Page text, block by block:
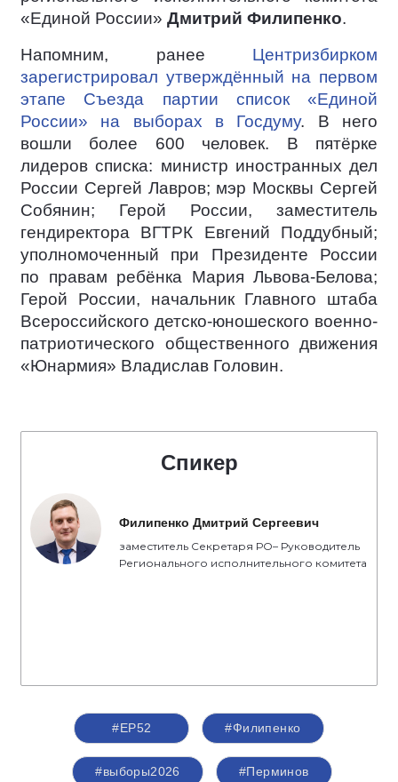
«Единой России» Дмитрий Филипенко.
Напомним, ранее Центризбирком
зарегистрировал утверждённый на первом
этапе Съезда партии список «Единой
России» на выборах в Госдуму. В него
вошли более 600 человек. В пятёрке
лидеров списка: министр иностранных дел
России Сергей Лавров; мэр Москвы Сергей
Собянин; Герой России, заместитель
гендиректора ВГТРК Евгений Поддубный;
уполномоченный при Президенте России
по правам ребёнка Мария Львова-Белова;
Герой России, начальник Главного штаба
Всероссийского детско-юношеского военно-
патриотического общественного движения
«Юнармия» Владислав Головин.
Спикер
Филипенко Дмитрий Сергеевич
заместитель Секретаря РО– Руководитель
Регионального исполнительного комитета
#ЕР52 #Филипенко
#выборы2026 #Перминов